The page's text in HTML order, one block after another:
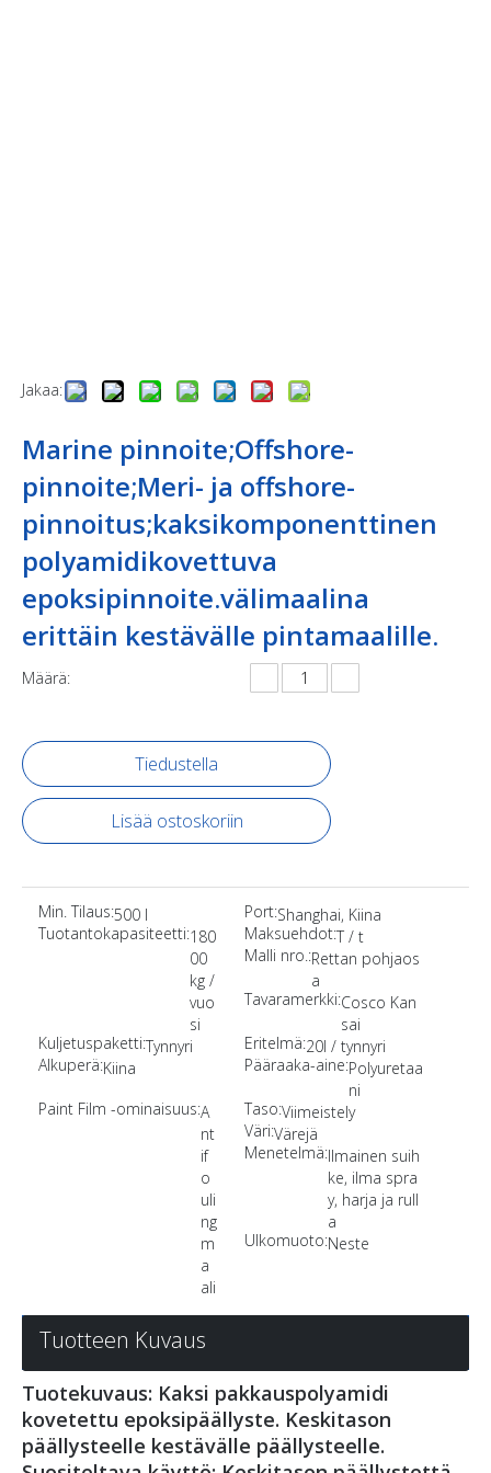
Jakaa:
Marine pinnoite;Offshore-
pinnoite;Meri- ja offshore-
pinnoitus;kaksikomponenttinen
polyamidikovettuva
epoksipinnoite.välimaalina
erittäin kestävälle pintamaalille.
Määrä:
Tiedustella
Lisää ostoskoriin
Min. Tilaus:500 l Port:Shanghai, Kiina
Tuotantokapasiteetti:180
00
kg /
vuo
si
Maksuehdot:T / t
Malli nro.:Rettan pohjaos
a
Tavaramerkki:Cosco Kan
sai
Kuljetuspaketti:Tynnyri Eritelmä:20l / tynnyri
Alkuperä:Kiina Pääraaka-aine:Polyuretaa
ni
Paint Film -ominaisuus:A
nt
if
o
uli
ng
m
a
ali
Taso:Viimeistely
Väri:Värejä
Menetelmä:Ilmainen suih
ke, ilma spra
y, harja ja rull
a
Ulkomuoto:Neste
Tuotteen Kuvaus
Tuotekuvaus: Kaksi pakkauspolyamidi
kovetettu epoksipäällyste. Keskitason
päällysteelle kestävälle päällysteelle.